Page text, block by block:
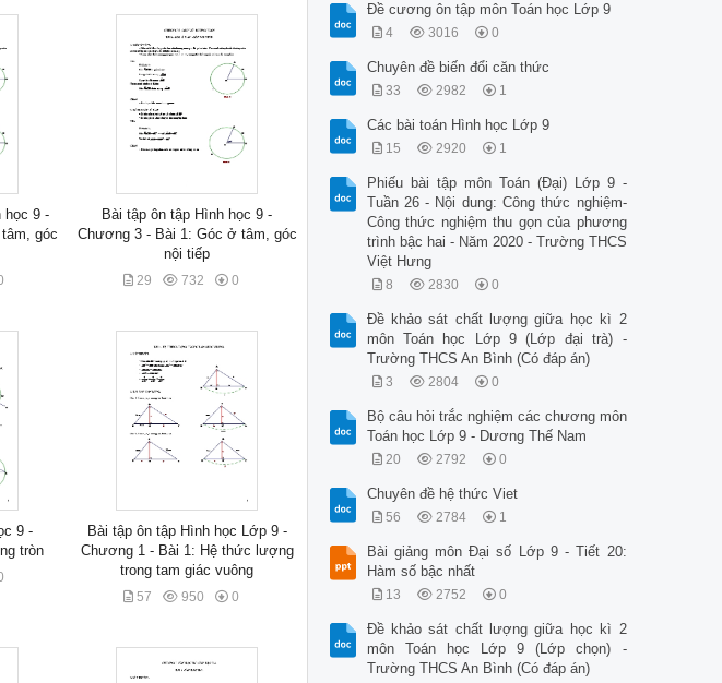
học 9 -
góc
Bài tập ôn tập Hình học 9 -
Chương 3 - Bài 1: Góc ở tâm, góc
nội tiếp
29 732 0
9 -
tròn
Bài tập ôn tập Hình học Lớp 9 -
Chương 1 - Bài 1: Hệ thức lượng
trong tam giác vuông
57 950 0
Đề cương ôn tập môn Toán học Lớp 9
4 3016 0
Chuyên đề biến đổi căn thức
33 2982 1
Các bài toán Hình học Lớp 9
15 2920 1
Phiếu bài tập môn Toán (Đại) Lớp 9 -
Tuần 26 - Nội dung: Công thức nghiệm-
Công thức nghiệm thu gọn của phương
trình bậc hai - Năm 2020 - Trường THCS
Việt Hưng
8 2830 0
Đề khảo sát chất lượng giữa học kì 2
môn Toán học Lớp 9 (Lớp đại trà) -
Trường THCS An Bình (Có đáp án)
3 2804 0
Bộ câu hỏi trắc nghiệm các chương môn
Toán học Lớp 9 - Dương Thế Nam
20 2792 0
Chuyên đề hệ thức Viet
56 2784 1
Bài giảng môn Đại số Lớp 9 - Tiết 20:
Hàm số bậc nhất
13 2752 0
Đề khảo sát chất lượng giữa học kì 2
môn Toán học Lớp 9 (Lớp chọn) -
Trường THCS An Bình (Có đáp án)